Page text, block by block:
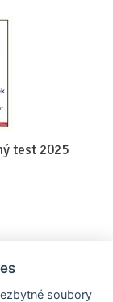
test 2025
soubory